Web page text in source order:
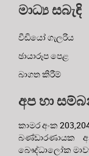
මාධ්‍ය සබැඳි
වීඩියෝ ගැලරිය
ඡායාරූප පෙළ
බාගත කිරීම්
අප හා
කාමර අංක
බණ්ඩාරණායක
බෞද්ධාලෝක